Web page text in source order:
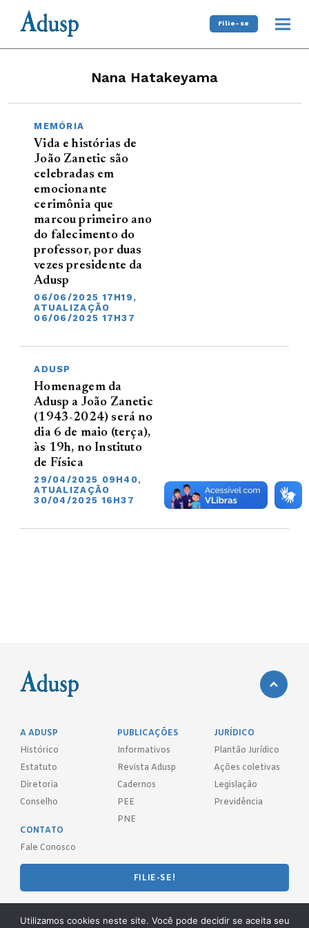
Filie-se
Nana Hatakeyama
MEMÓRIA
Vida e histórias de
João Zanetic são
celebradas em
emocionante
cerimônia que
marcou primeiro ano
do falecimento do
professor, por duas
vezes presidente da
Adusp
06/06/2025 17H19,
ATUALIZAÇÃO
06/06/2025 17H37
ADUSP
Homenagem da
Adusp a João Zanetic
(1943-2024) será no
dia 6 de maio (terça),
às 19h, no Instituto
de Física
29/04/2025 09H40,
ATUALIZAÇÃO
30/04/2025 16H37
A ADUSP
Histórico
Estatuto
Diretoria
Conselho
PUBLICAÇÕES
Informativos
Revista Adusp
Cadernos
PEE
PNE
JURÍDICO
Plantão Jurídico
Ações coletivas
Legislação
Previdência
CONTATO
Fale Conosco
FILIE-SE!
Utilizamos cookies neste site. Você pode decidir se aceita seu